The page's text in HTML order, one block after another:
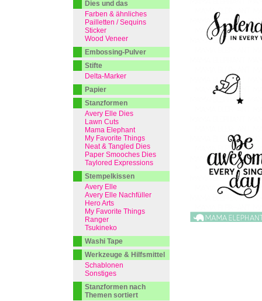
Dies und das
Farben & ähnliches
Pailletten / Sequins
Sticker
Wood Veneer
Embossing-Pulver
Stifte
Delta-Marker
Papier
Stanzformen
Avery Elle Dies
Lawn Cuts
Mama Elephant
My Favorite Things
Neat & Tangled Dies
Paper Smooches Dies
Taylored Expressions
Stempelkissen
Avery Elle
Avery Elle Nachfüller
Hero Arts
My Favorite Things
Ranger
Tsukineko
Washi Tape
Werkzeuge & Hilfsmittel
Schablonen
Sonstiges
Stanzformen nach
Themen sortiert